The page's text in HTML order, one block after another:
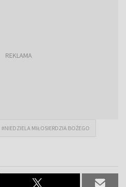
#NIEDZIELA MIŁOSIERDZIA BOŻEGO